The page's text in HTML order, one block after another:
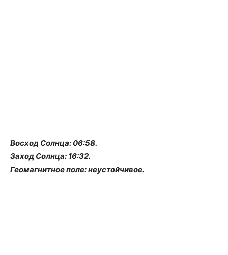
Восход Солнца: 06:58.
Заход Солнца: 16:32.
Геомагнитное поле: неустойчивое.